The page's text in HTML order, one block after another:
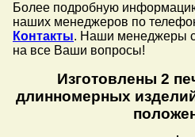
Более подробную
наших менеджеров по
Контакты. Наши менеджеры с
на все Ваши вопросы!
Изготовлены 2
длинномерных